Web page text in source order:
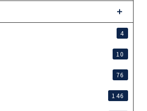
4
10
76
146